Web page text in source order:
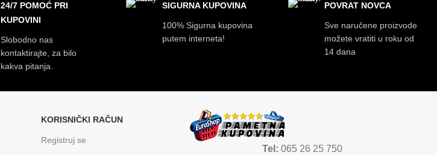
24/7 POMOĆ PRI
KUPOVINI
Slobodno nas
kontaktirajte, za bilo
kakva pitanja.
SIGURNA KUPOVINA
100% Sigurna kupovina
putem interneta!
POVRAT NOVCA
Sve naručene proizvode
možete vratiti u roku od
14 dana
KORISNIČKI RAČUN
Registruj se
Tel: 065 26 25 750